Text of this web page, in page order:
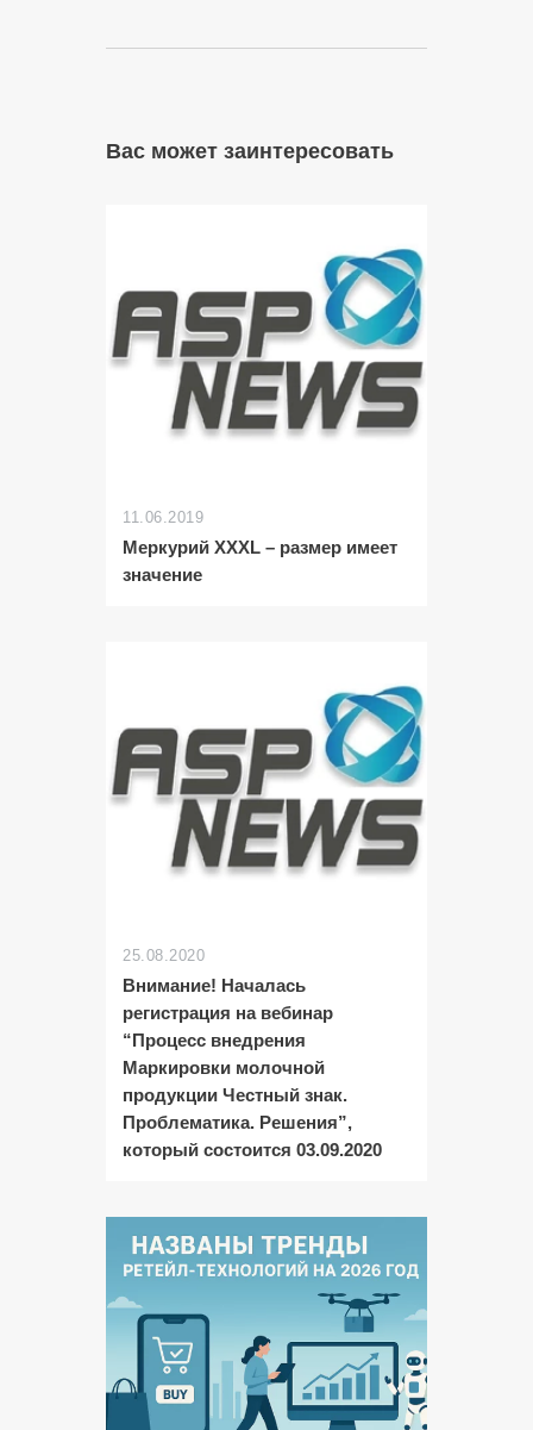
Вас может заинтересовать
11.06.2019
Меркурий XXXL – размер имеет
значение
25.08.2020
Внимание! Началась
регистрация на вебинар
“Процесс внедрения
Маркировки молочной
продукции Честный знак.
Проблематика. Решения”,
который состоится 03.09.2020